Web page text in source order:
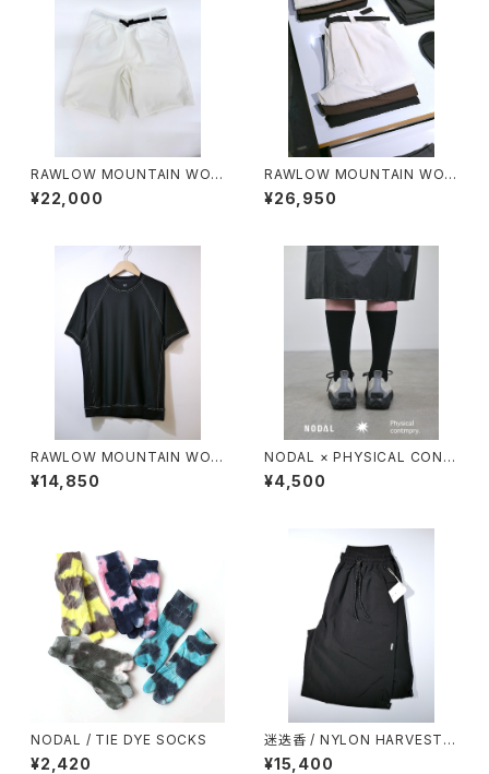
RAWLOW MOUNTAIN WOR
KS / HIKER GURKHA PANTS
¥22,000
RAWLOW MOUNTAIN WOR
KS / HIKER BAKER PANTS
¥26,950
RAWLOW MOUNTAIN WOR
KS / DAD LITE CREW
¥14,850
NODAL × PHYSICAL CONT
MPRY.
¥4,500
NODAL / TIE DYE SOCKS
¥2,420
迷迭香 / NYLON HARVEST L
OOSE SHORTS（2026）
¥15,400